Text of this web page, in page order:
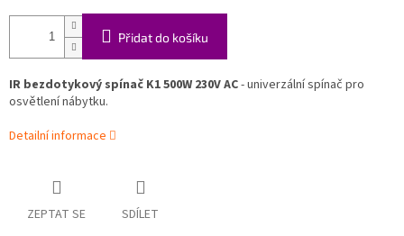
Přidat do košíku
IR bezdotykový spínač K1 500W 230V AC- univerzální spínač pro
osvětlení nábytku.
Detailní informace
ZEPTAT SE SDÍLET